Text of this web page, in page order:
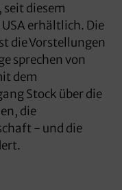
seit diesem
erhältlich. Die
die Vorstellungen
sprechen von
dem
Stock über die
die
- und die